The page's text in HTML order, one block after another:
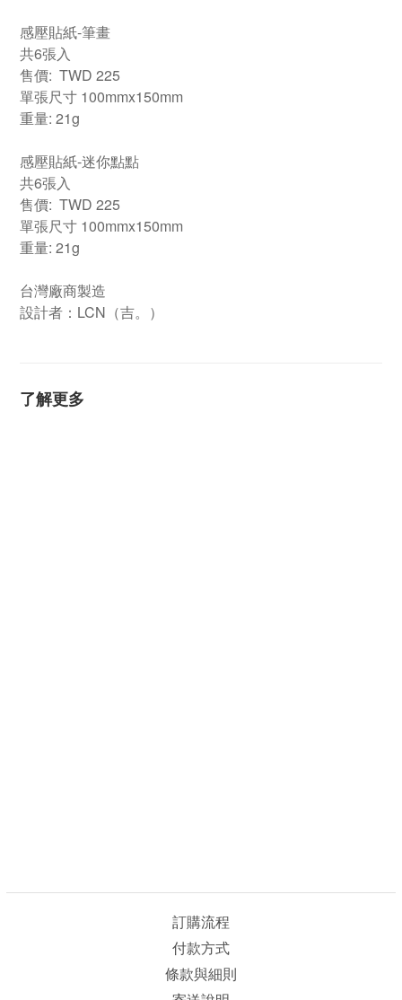
感壓貼紙-筆畫
共6張入
售價: TWD 225
單張尺寸 100mmx150mm
重量: 21g
感壓貼紙-迷你點點
共6張入
售價: TWD 225
單張尺寸 100mmx150mm
重量: 21g
台灣廠商製造
設計者：LCN（吉。）
了解更多
訂購流程
付款方式
條款與細則